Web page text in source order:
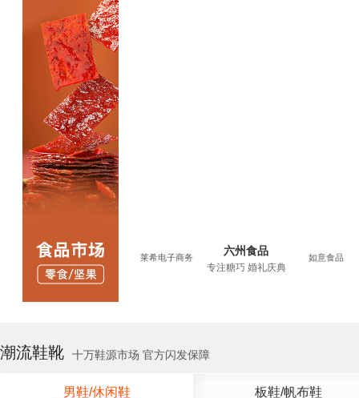
如意食品 莱希电子商务
六州食品
专注糖巧 婚礼庆典
如意食品
潮流鞋靴 十万鞋源市场 官方闪发保障
男鞋/休闲鞋 板鞋/帆布鞋